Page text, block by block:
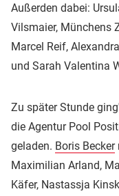
Außerden dabei:
Vilsmaier, Münchens
Marcel Reif,
und Sarah Valentina
Zu später Stunde
die Agentur Pool
geladen. Boris Becker
Maximilian Arland,
Käfer, Nastassja